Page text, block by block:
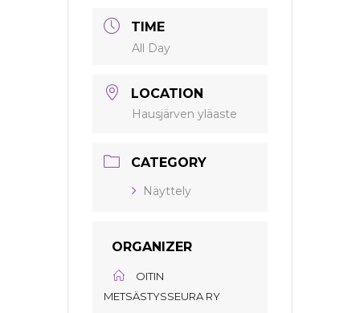
TIME
All Day
LOCATION
Hausjärven yläaste
CATEGORY
Näyttely
ORGANIZER
OITIN
METSÄSTYSSEURA RY